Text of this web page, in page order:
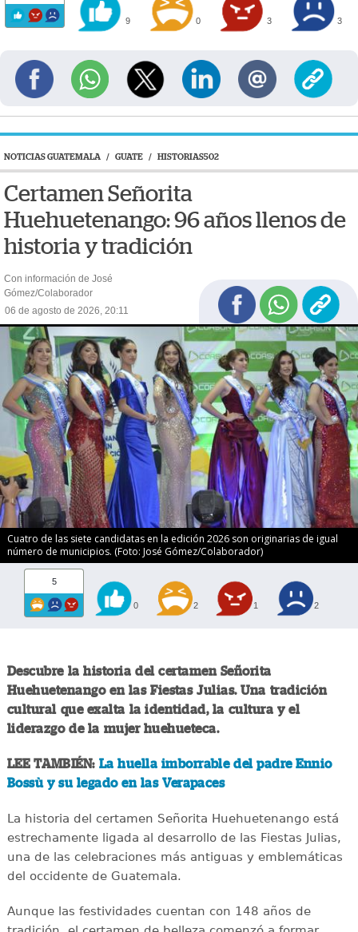
9 0 3 3
NOTICIAS GUATEMALA / GUATE / HISTORIAS502
Certamen Señorita
Huehuetenango: 96 años llenos de
historia y tradición
Con información de José
Gómez/Colaborador
06 de agosto de 2026, 20:11
Cuatro de las siete candidatas en la edición 2026 son originarias de igual
número de municipios. (Foto: José Gómez/Colaborador)
5
0 2 1 2
Descubre la historia del certamen Señorita
Huehuetenango en las Fiestas Julias. Una tradición
cultural que exalta la identidad, la cultura y el
liderazgo de la mujer huehueteca.
LEE TAMBIÉN: La huella imborrable del padre Ennio
Bossù y su legado en las Verapaces
La historia del certamen Señorita Huehuetenango está
estrechamente ligada al desarrollo de las Fiestas Julias,
una de las celebraciones más antiguas y emblemáticas
del occidente de Guatemala.
Aunque las festividades cuentan con 148 años de